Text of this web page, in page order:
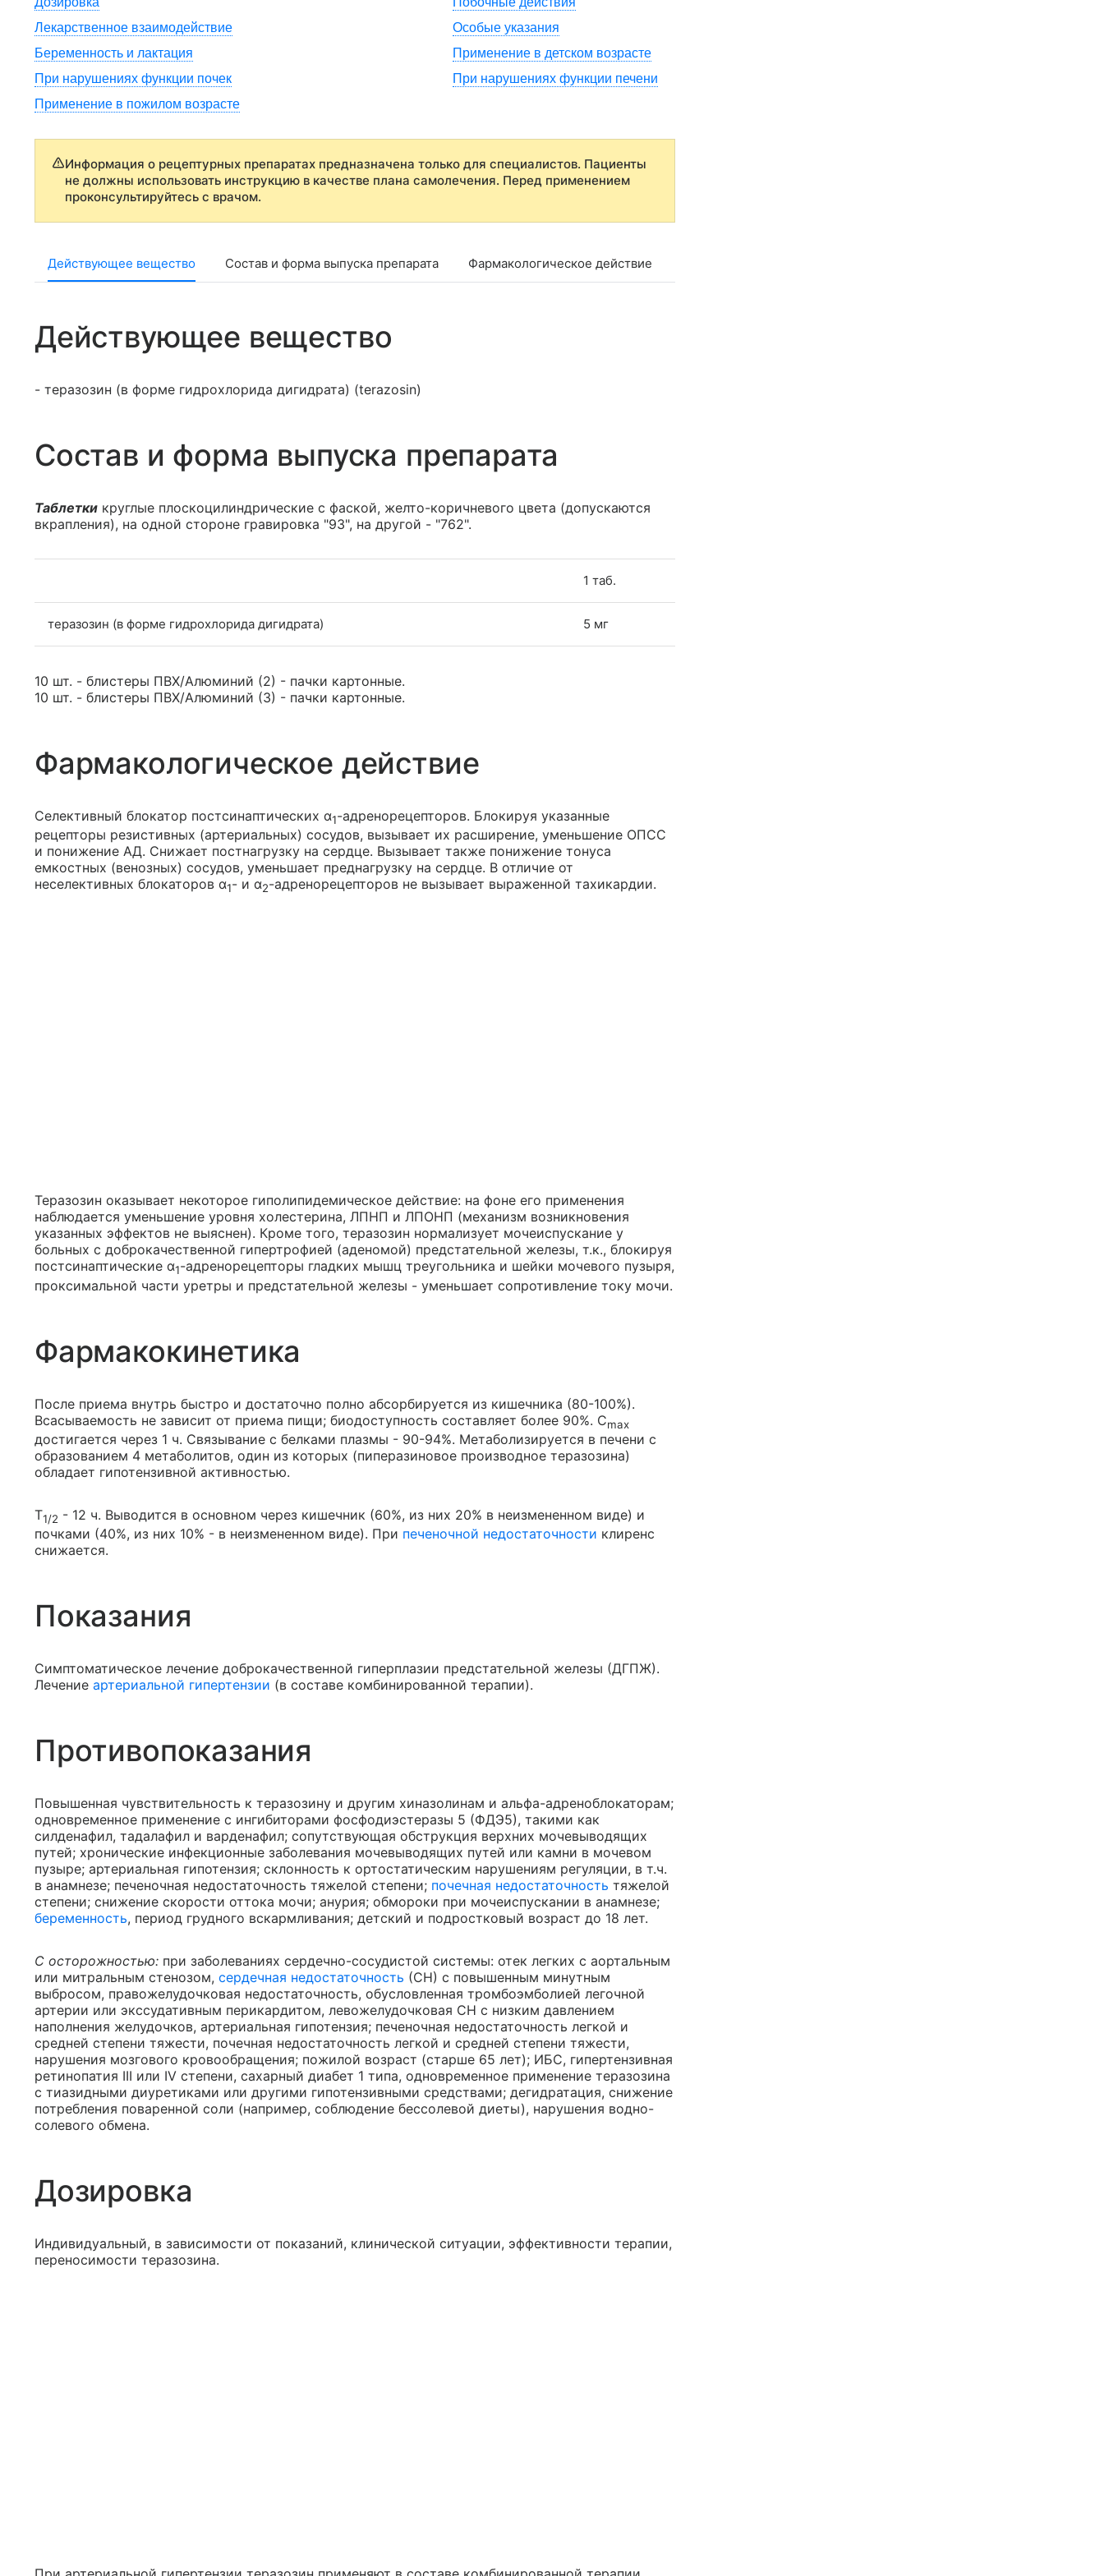
Лекарственное взаимодействие
Особые указания
Беременность и лактация
Применение в детском возрасте
При нарушениях функции почек
При нарушениях функции печени
Применение в пожилом возрасте
Информация о рецептурных препаратах предназначена только для специалистов. Пациенты
не должны использовать инструкцию в качестве плана самолечения. Перед применением
проконсультируйтесь с врачом.
Действующее вещество Состав и форма выпуска препарата Фармакологическое действие
Действующее вещество
- теразозин (в форме гидрохлорида дигидрата) (terazosin)
Состав и форма выпуска препарата
Таблетки круглые плоскоцилиндрические с фаской, желто-коричневого цвета (допускаются
вкрапления), на одной стороне гравировка "93", на другой - "762".
1 таб.
теразозин (в форме гидрохлорида дигидрата) 5 мг
10 шт. - блистеры ПВХ/Алюминий (2) - пачки картонные.
10 шт. - блистеры ПВХ/Алюминий (3) - пачки картонные.
Фармакологическое действие
Селективный блокатор постсинаптических α1-адренорецепторов. Блокируя указанные
рецепторы резистивных (артериальных) сосудов, вызывает их расширение, уменьшение ОПСС
и понижение АД. Снижает постнагрузку на сердце. Вызывает также понижение тонуса
емкостных (венозных) сосудов, уменьшает преднагрузку на сердце. В отличие от
неселективных блокаторов α1- и α2-адренорецепторов не вызывает выраженной тахикардии.
Теразозин оказывает некоторое гиполипидемическое действие: на фоне его применения
наблюдается уменьшение уровня холестерина, ЛПНП и ЛПОНП (механизм возникновения
указанных эффектов не выяснен). Кроме того, теразозин нормализует мочеиспускание у
больных с доброкачественной гипертрофией (аденомой) предстательной железы, т.к., блокируя
постсинаптические α1-адренорецепторы гладких мышц треугольника и шейки мочевого пузыря,
проксимальной части уретры и предстательной железы - уменьшает сопротивление току мочи.
Фармакокинетика
После приема внутрь быстро и достаточно полно абсорбируется из кишечника (80-100%).
Всасываемость не зависит от приема пищи; биодоступность составляет более 90%. Cmax
достигается через 1 ч. Связывание с белками плазмы - 90-94%. Метаболизируется в печени с
образованием 4 метаболитов, один из которых (пиперазиновое производное теразозина)
обладает гипотензивной активностью.
T1/2 - 12 ч. Выводится в основном через кишечник (60%, из них 20% в неизмененном виде) и
почками (40%, из них 10% - в неизмененном виде). При печеночной недостаточности клиренс
снижается.
Показания
Симптоматическое лечение доброкачественной гиперплазии предстательной железы (ДГПЖ).
Лечение артериальной гипертензии (в составе комбинированной терапии).
Противопоказания
Повышенная чувствительность к теразозину и другим хиназолинам и альфа-адреноблокаторам;
одновременное применение с ингибиторами фосфодиэстеразы 5 (ФДЭ5), такими как
силденафил, тадалафил и варденафил; сопутствующая обструкция верхних мочевыводящих
путей; хронические инфекционные заболевания мочевыводящих путей или камни в мочевом
пузыре; артериальная гипотензия; склонность к ортостатическим нарушениям регуляции, в т.ч.
в анамнезе; печеночная недостаточность тяжелой степени; почечная недостаточность тяжелой
степени; снижение скорости оттока мочи; анурия; обмороки при мочеиспускании в анамнезе;
беременность, период грудного вскармливания; детский и подростковый возраст до 18 лет.
С осторожностью: при заболеваниях сердечно-сосудистой системы: отек легких с аортальным
или митральным стенозом, сердечная недостаточность (СН) с повышенным минутным
выбросом, правожелудочковая недостаточность, обусловленная тромбоэмболией легочной
артерии или экссудативным перикардитом, левожелудочковая СН с низким давлением
наполнения желудочков, артериальная гипотензия; печеночная недостаточность легкой и
средней степени тяжести, почечная недостаточность легкой и средней степени тяжести,
нарушения мозгового кровообращения; пожилой возраст (старше 65 лет); ИБС, гипертензивная
ретинопатия III или IV степени, сахарный диабет 1 типа, одновременное применение теразозина
с тиазидными диуретиками или другими гипотензивными средствами; дегидратация, снижение
потребления поваренной соли (например, соблюдение бессолевой диеты), нарушения водно-
солевого обмена.
Дозировка
Индивидуальный, в зависимости от показаний, клинической ситуации, эффективности терапии,
переносимости теразозина.